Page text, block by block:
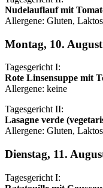
Nudelauflauf mit
Allergene: Gluten,
Montag, 10.
Tagesgericht I:
Rote Linsensuppe mit
Allergene: keine
Tagesgericht II:
Lasagne verde
Allergene: Gluten,
Dienstag, 11.
Tagesgericht I: